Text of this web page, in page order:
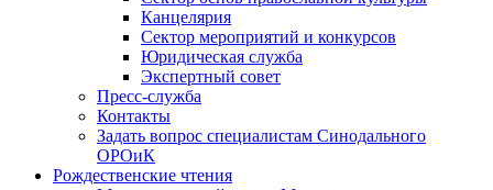
Канцелярия
Сектор мероприятий и конкурсов
Юридическая служба
Экспертный совет
Пресс-служба
Контакты
Задать вопрос специалистам Синодального
ОРОиК
Рождественские чтения